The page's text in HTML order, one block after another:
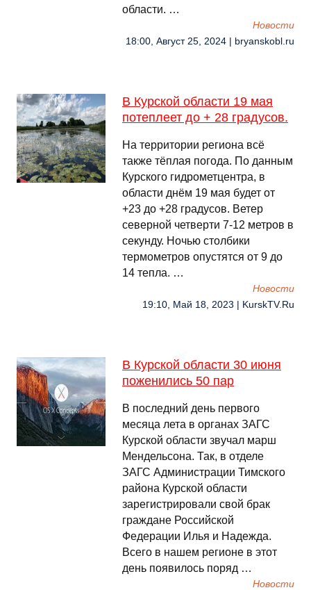
области. …
Новости
18:00, Август 25, 2024 | bryanskobl.ru
В Курской области 19 мая
потеплеет до + 28 градусов.
На территории региона всё
также тёплая погода. По данным
Курского гидрометцентра, в
области днём 19 мая будет от
+23 до +28 градусов. Ветер
северной четверти 7-12 метров в
секунду. Ночью столбики
термометров опустятся от 9 до
14 тепла. …
Новости
19:10, Май 18, 2023 | KurskTV.Ru
В Курской области 30 июня
поженились 50 пар
В последний день первого
месяца лета в органах ЗАГС
Курской области звучал марш
Мендельсона. Так, в отделе
ЗАГС Администрации Тимского
района Курской области
зарегистрировали свой брак
граждане Российской
Федерации Илья и Надежда.
Всего в нашем регионе в этот
день появилось поряд …
Новости